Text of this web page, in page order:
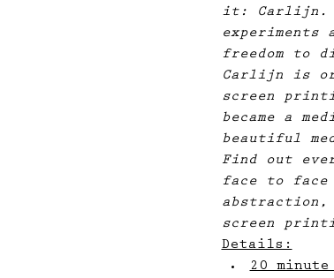
it: Carlijn. A
freedom to
Carlijn is
screen
became a
beautiful
Find out
face to face
abstraction,
screen
Details:
20